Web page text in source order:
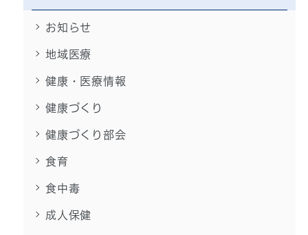
お知らせ
地域医療
健康・医療情報
健康づくり
健康づくり部会
食育
食中毒
成人保健